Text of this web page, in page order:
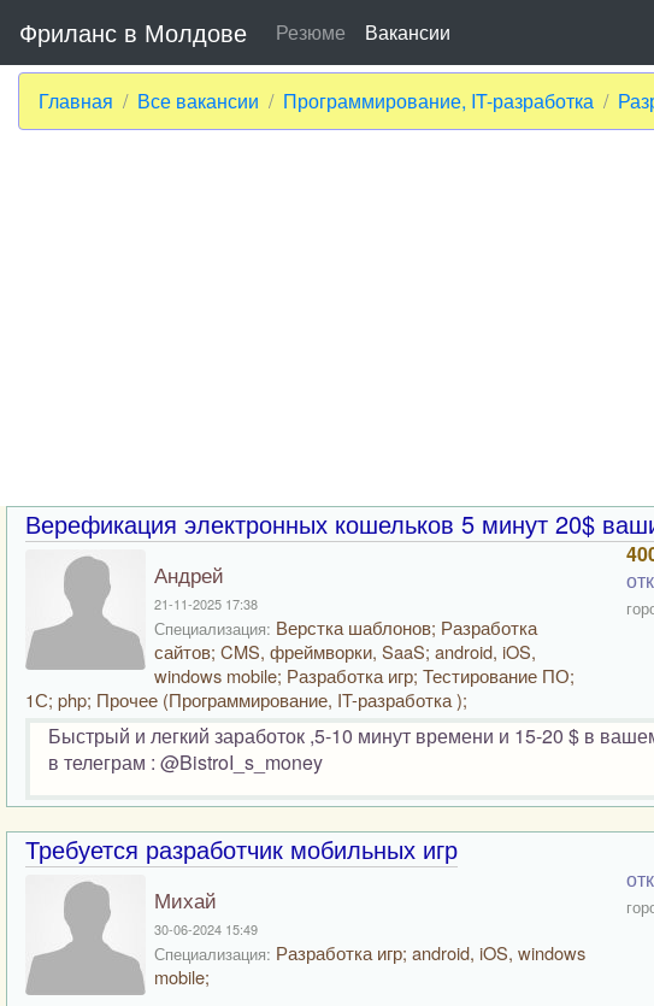
Фриланс в Молдове Резюме Вакансии
Главная Все вакансии Программирование, IT-разработка
Верефикация электронных кошельков 5 минут 20$
Андрей
21-11-2025 17:38
Специализация: Верстка шаблонов; Разработка
сайтов; CMS, фреймворки, SaaS; android, iOS,
windows mobile; Разработка игр; Тестирование ПО;
1С; php; Прочее (Программирование, IT-разработка );
Быстрый и легкий заработок ,5-10 минут времени и 15-20 $ в
в телеграм : @BistroI_s_money
Требуется разработчик мобильных игр
Михай
30-06-2024 15:49
Специализация: Разработка игр; android, iOS, windows
mobile;